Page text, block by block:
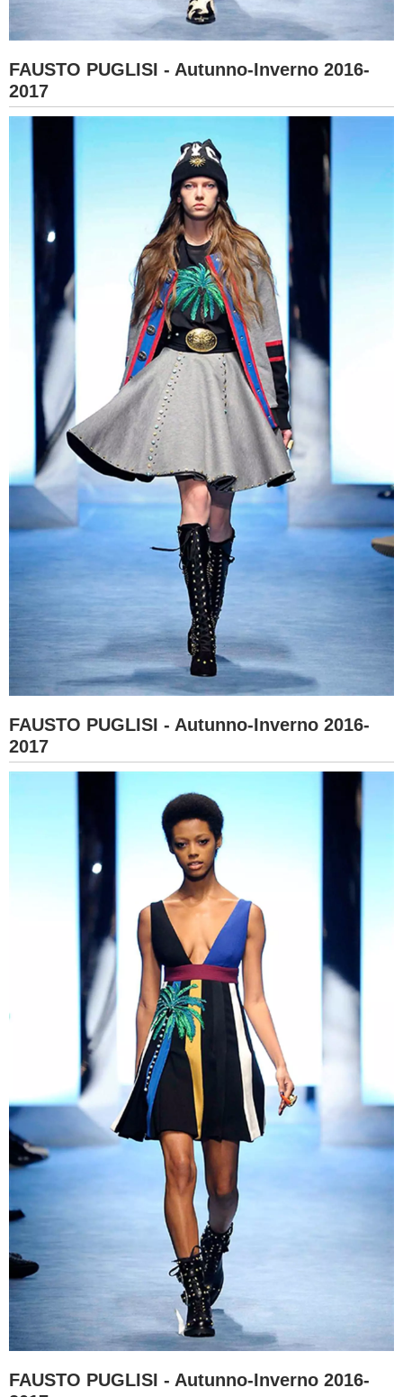
FAUSTO PUGLISI - Autunno-Inverno 2016-
2017
FAUSTO PUGLISI - Autunno-Inverno 2016-
2017
FAUSTO PUGLISI - Autunno-Inverno 2016-